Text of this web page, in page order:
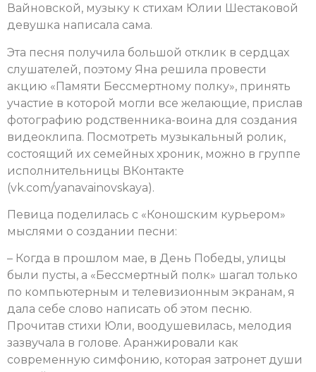
Вайновской, музыку к стихам Юлии Шестаковой
девушка написала сама.
Эта песня получила большой отклик в сердцах
слушателей, поэтому Яна решила провести
акцию «Памяти Бессмертному полку», принять
участие в которой могли все желающие, прислав
фотографию родственника-воина для создания
видеоклипа. Посмотреть музыкальный ролик,
состоящий их семейных хроник, можно в группе
исполнительницы ВКонтакте
(vk.com/yanavainovskaya).
Певица поделилась с «Коношским курьером»
мыслями о создании песни:
– Когда в прошлом мае, в День Победы, улицы
были пусты, а «Бессмертный полк» шагал только
по компьютерным и телевизионным экранам, я
дала себе слово написать об этом песню.
Прочитав стихи Юли, воодушевилась, мелодия
зазвучала в голове. Аранжировали как
современную симфонию, которая затронет души